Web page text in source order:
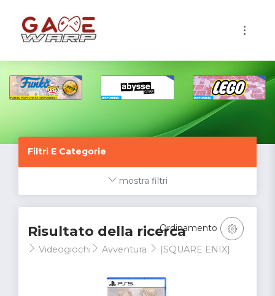
Filtri E Categorie
mostra filtri
Risultato della ricerca
Videogiochi Avventura [SQUARE ENIX]
Ordinamento